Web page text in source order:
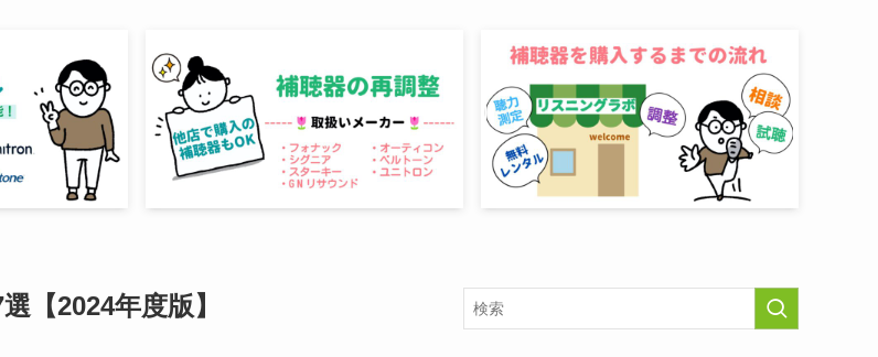
【2024年度版】